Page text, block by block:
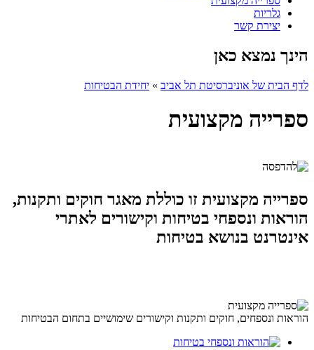
גלריות
יצירת קשר
הינך נמצא כאן
לדף הבית של אוניברסיטת תל אביב » יחידת הבטיחות
ספרייה מקצועית
ספרייה מקצועית זו כוללת מאגר חוקים ותקנות,
הוראות ונספחי בטיחות וקישורים לאתרי
אינטרנט בנושא בטיחות
הוראות ונספחים, חוקים ותקנות וקישורים שימושיים בתחום הבטיחות